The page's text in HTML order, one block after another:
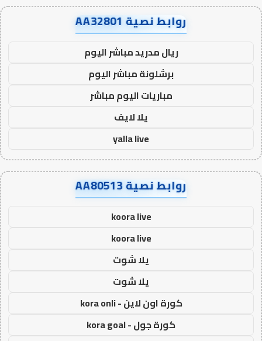
روابط نصية AA32801
ريال مدريد مباشر اليوم
برشلونة مباشر اليوم
مباريات اليوم مباشر
يلا لايف
yalla live
روابط نصية AA80513
koora live
koora live
يلا شوت
يلا شوت
كورة اون لاين - kora onli
كورة جول - kora goal